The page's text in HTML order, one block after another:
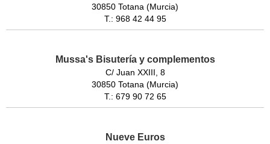
30850 Totana (Murcia)
T.: 968 42 44 95
Mussa's Bisutería y complementos
C/ Juan XXIII, 8
30850 Totana (Murcia)
T.: 679 90 72 65
Nueve Euros